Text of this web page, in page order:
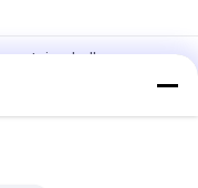
containerbalk
en uitriggers,
8000 kg, draagbaar,